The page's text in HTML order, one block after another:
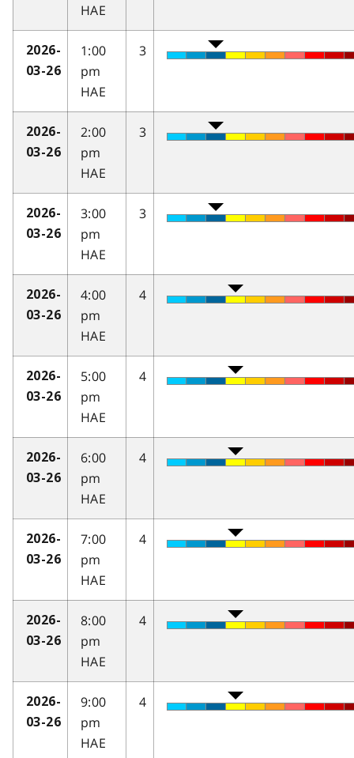
HAE
2026-
03-26
1:00
pm
HAE
3
2026-
03-26
2:00
pm
HAE
3
2026-
03-26
3:00
pm
HAE
3
2026-
03-26
4:00
pm
HAE
4
2026-
03-26
5:00
pm
HAE
4
2026-
03-26
6:00
pm
HAE
4
2026-
03-26
7:00
pm
HAE
4
2026-
03-26
8:00
pm
HAE
4
2026-
03-26
9:00
pm
HAE
4